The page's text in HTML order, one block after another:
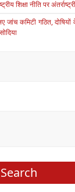
शिक्षा नीति पर
कमिटी गठित, दोषियों
Search